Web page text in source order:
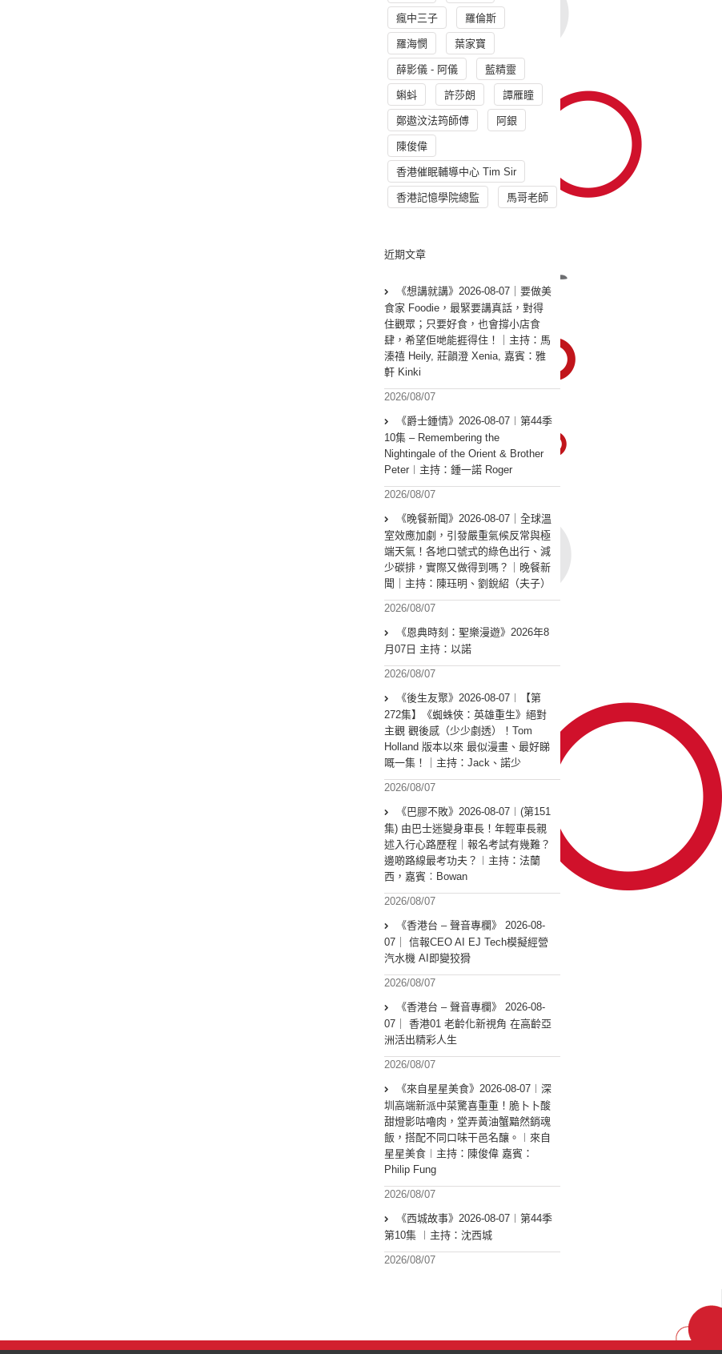
瘋中三子 羅倫斯
羅海憫 葉家寶
薛影儀 - 阿儀 藍精靈
蝌蚪 許莎朗 譚雁瞳
鄭遨汶法筠師傅 阿銀
陳俊偉
香港催眠輔導中心 Tim Sir
香港記憶學院總監 馬哥老師
近期文章
《想講就講》2026-08-07｜要做美
食家 Foodie，最緊要講真話，對得
住觀眾；只要好食，也會撐小店食
肆，希望佢哋能捱得住！｜主持：馬
溱禧 Heily, 莊韻澄 Xenia, 嘉賓：雅
軒 Kinki
2026/08/07
《爵士鍾情》2026-08-07︱第44季
10集 – Remembering the
Nightingale of the Orient & Brother
Peter︱主持：鍾一諾 Roger
2026/08/07
《晚餐新聞》2026-08-07｜全球溫
室效應加劇，引發嚴重氣候反常與極
端天氣！各地口號式的綠色出行、減
少碳排，實際又做得到嗎？｜晚餐新
聞｜主持：陳珏明、劉銳紹（夫子）
2026/08/07
《恩典時刻：聖樂漫遊》2026年8
月07日 主持：以諾
2026/08/07
《後生友聚》2026-08-07︱【第
272集】《蜘蛛俠：英雄重生》絕對
主觀 觀後感（少少劇透）！Tom
Holland 版本以來 最似漫畫、最好睇
嘅一集！｜主持：Jack、諾少
2026/08/07
《巴膠不敗》2026-08-07︱(第151
集) 由巴士迷變身車長！年輕車長親
述入行心路歷程｜報名考試有幾難？
邊啲路線最考功夫？︱主持：法蘭
西，嘉賓︰Bowan
2026/08/07
《香港台 – 聲音專欄》 2026-08-
07｜ 信報CEO AI EJ Tech模擬經營
汽水機 AI即變狡猾
2026/08/07
《香港台 – 聲音專欄》 2026-08-
07｜ 香港01 老齡化新視角 在高齡亞
洲活出精彩人生
2026/08/07
《來自星星美食》2026-08-07︱深
圳高端新派中菜驚喜重重！脆卜卜酸
甜燈影咕嚕肉，堂弄黃油蟹黯然銷魂
飯，搭配不同口味干邑名釀。︱來自
星星美食︱主持：陳俊偉 嘉賓：
Philip Fung
2026/08/07
《西城故事》2026-08-07︱第44季
第10集 ︱主持：沈西城
2026/08/07